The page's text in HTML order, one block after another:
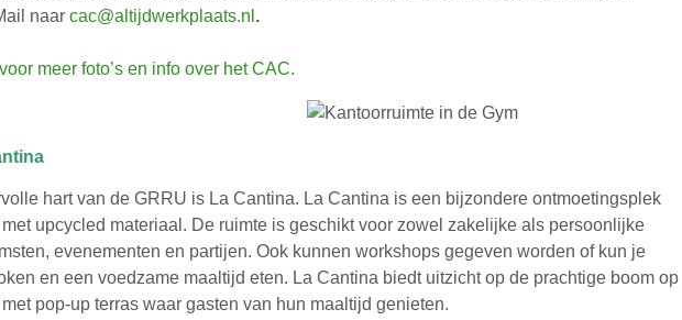
naar cac@altijdwerkplaats.nl .
meer foto’s en info over het CAC.
hart van de GRRU is La Cantina. La Cantina is een bijzondere ontmoetingsplek
upcycled materiaal. De ruimte is geschikt voor zowel zakelijke als persoonlijke
evenementen en partijen. Ook kunnen workshops gegeven worden of kun je
en een voedzame maaltijd eten. La Cantina biedt uitzicht op de prachtige boom op
pop-up terras waar gasten van hun maaltijd genieten.